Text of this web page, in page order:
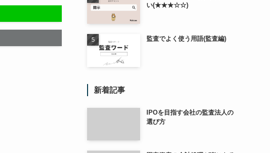
い(★★★☆☆)
監査でよく使う用語(監査編)
新着記事
IPOを目指す会社の監査法人の
選び方